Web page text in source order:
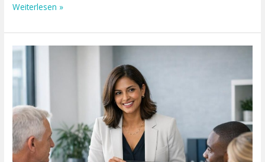
Weiterlesen »
Wenn
Abrechnungen
werden:
So
gewinnt
Ihr